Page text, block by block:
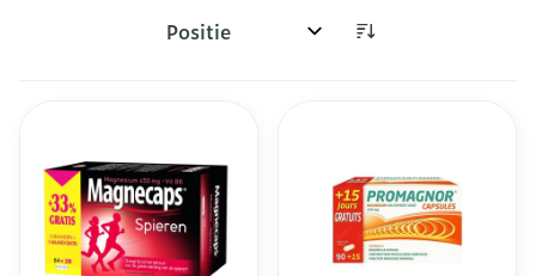
Sorteer op: